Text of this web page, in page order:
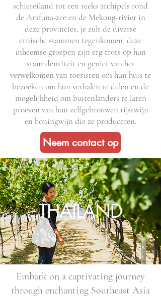
schiereiland tot een reeks archipels rond
de Arafuna-zee en de Mekong-rivier in
deze provincies, je zult de diverse
etnische stammen tegenkomen, deze
inheemse groepen zijn erg trots op hun
stamidentiteit en geniet van het
verwelkomen van toeristen om hun huis te
bezoeken om hun verhalen te delen en de
mogelijkheid om buitenlanders te laten
proeven van hun zelfgebrouwen rijstwijn
en honingwijn die ze produceren.
Neem contact op
THAILAND
Embark on a captivating journey
through enchanting Southeast Asia